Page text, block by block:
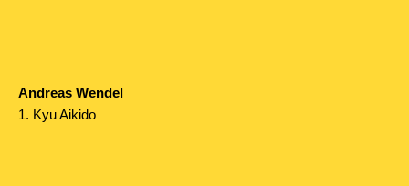
Andreas Wendel
1. Kyu Aikido